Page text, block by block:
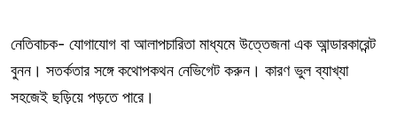
নেতিবাচক- যোগাযোগ বা আলাপচারিতা মাধ্যমে উত্তেজনা এক আন্ডারকারেন্ট
বুনন। সতর্কতার সঙ্গে কথোপকথন নেভিগেট করুন। কারণ ভুল ব্যাখ্যা
সহজেই ছড়িয়ে পড়তে পারে।